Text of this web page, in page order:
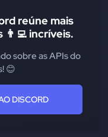
reúne mais
👨‍💻 incríveis.
sobre as APIs do
😊
DISCORD